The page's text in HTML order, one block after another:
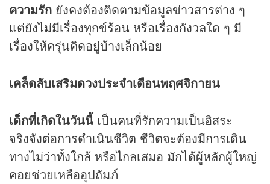
ความรัก ยังคงต้องติดตามข้อมูลข่าวสารต่าง ๆ
แต่ยังไม่มีเรื่องทุกข์ร้อน หรือเรื่องกังวลใด ๆ มี
เรื่องให้ครุ่นคิดอยู่บ้างเล็กน้อย
เคล็ดลับเสริมดวงประจำเดือนพฤศจิกายน
เด็กที่เกิดในวันนี้ เป็นคนที่รักความเป็นอิสระ
จริงจังต่อการดำเนินชีวิต ชีวิตจะต้องมีการเดิน
ทางไม่ว่าทั้งใกล้ หรือไกลเสมอ มักได้ผู้หลักผู้ใหญ่
คอยช่วยเหลืออุปถัมภ์